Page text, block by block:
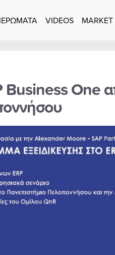
VIDEOS MARKET
Business One